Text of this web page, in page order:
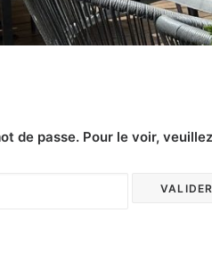
de passe. Pour le voir,